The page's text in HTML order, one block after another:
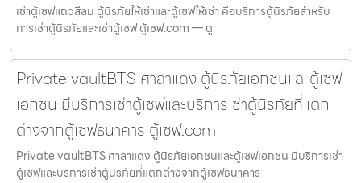
เช่าตู้เซฟแถวสีลม ตู้นิรภัยให้เช่าและตู้เซฟให้เช่า คือบริการตู้นิรภัยสำหรับ
การเช่าตู้นิรภัยและเช่าตู้เซฟ ตู้เซฟ.com — ตู
Private vaultBTS ศาลาแดง ตู้นิรภัยเอกชนและตู้เซฟ
เอกชน มีบริการเช่าตู้เซฟและบริการเช่าตู้นิรภัยที่แตก
ต่างจากตู้เซฟธนาคาร ตู้เซฟ.com
Private vaultBTS ศาลาแดง ตู้นิรภัยเอกชนและตู้เซฟเอกชน มีบริการเช่า
ตู้เซฟและบริการเช่าตู้นิรภัยที่แตกต่างจากตู้เซฟธนาคาร